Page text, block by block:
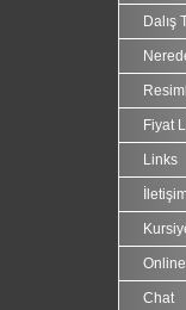
Dalış
Fiyat
Links
Chat